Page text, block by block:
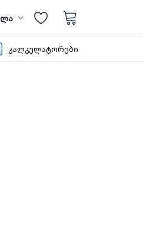
კალკულატორები